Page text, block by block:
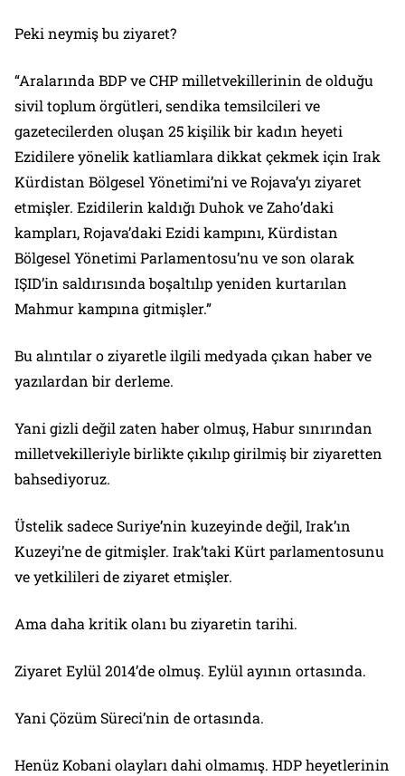
Peki neymiş bu ziyaret?
“Aralarında BDP ve CHP milletvekillerinin de olduğu
sivil toplum örgütleri, sendika temsilcileri ve
gazetecilerden oluşan 25 kişilik bir kadın heyeti
Ezidilere yönelik katliamlara dikkat çekmek için Irak
Kürdistan Bölgesel Yönetimi’ni ve Rojava’yı ziyaret
etmişler. Ezidilerin kaldığı Duhok ve Zaho’daki
kampları, Rojava’daki Ezidi kampını, Kürdistan
Bölgesel Yönetimi Parlamentosu’nu ve son olarak
IŞID’in saldırısında boşaltılıp yeniden kurtarılan
Mahmur kampına gitmişler.”
Bu alıntılar o ziyaretle ilgili medyada çıkan haber ve
yazılardan bir derleme.
Yani gizli değil zaten haber olmuş, Habur sınırından
milletvekilleriyle birlikte çıkılıp girilmiş bir ziyaretten
bahsediyoruz.
Üstelik sadece Suriye’nin kuzeyinde değil, Irak’ın
Kuzeyi’ne de gitmişler. Irak’taki Kürt parlamentosunu
ve yetkilileri de ziyaret etmişler.
Ama daha kritik olanı bu ziyaretin tarihi.
Ziyaret Eylül 2014’de olmuş. Eylül ayının ortasında.
Yani Çözüm Süreci’nin de ortasında.
Henüz Kobani olayları dahi olmamış. HDP heyetlerinin